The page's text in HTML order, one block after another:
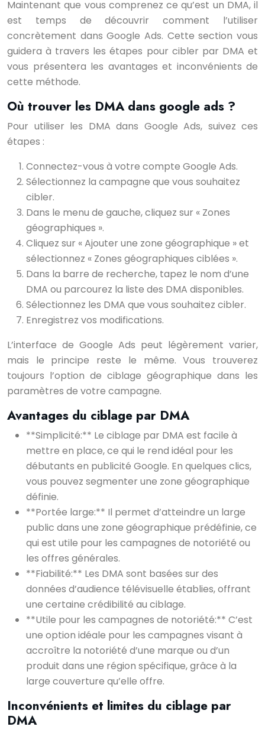
Maintenant que vous comprenez ce qu’est un DMA, il
est temps de découvrir comment l’utiliser
concrètement dans Google Ads. Cette section vous
guidera à travers les étapes pour cibler par DMA et
vous présentera les avantages et inconvénients de
cette méthode.
Où trouver les DMA dans google ads ?
Pour utiliser les DMA dans Google Ads, suivez ces
étapes :
Connectez-vous à votre compte Google Ads.
Sélectionnez la campagne que vous souhaitez
cibler.
Dans le menu de gauche, cliquez sur « Zones
géographiques ».
Cliquez sur « Ajouter une zone géographique » et
sélectionnez « Zones géographiques ciblées ».
Dans la barre de recherche, tapez le nom d’une
DMA ou parcourez la liste des DMA disponibles.
Sélectionnez les DMA que vous souhaitez cibler.
Enregistrez vos modifications.
L’interface de Google Ads peut légèrement varier,
mais le principe reste le même. Vous trouverez
toujours l’option de ciblage géographique dans les
paramètres de votre campagne.
Avantages du ciblage par DMA
**Simplicité:** Le ciblage par DMA est facile à
mettre en place, ce qui le rend idéal pour les
débutants en publicité Google. En quelques clics,
vous pouvez segmenter une zone géographique
définie.
**Portée large:** Il permet d’atteindre un large
public dans une zone géographique prédéfinie, ce
qui est utile pour les campagnes de notoriété ou
les offres générales.
**Fiabilité:** Les DMA sont basées sur des
données d’audience télévisuelle établies, offrant
une certaine crédibilité au ciblage.
**Utile pour les campagnes de notoriété:** C’est
une option idéale pour les campagnes visant à
accroître la notoriété d’une marque ou d’un
produit dans une région spécifique, grâce à la
large couverture qu’elle offre.
Inconvénients et limites du ciblage par
DMA